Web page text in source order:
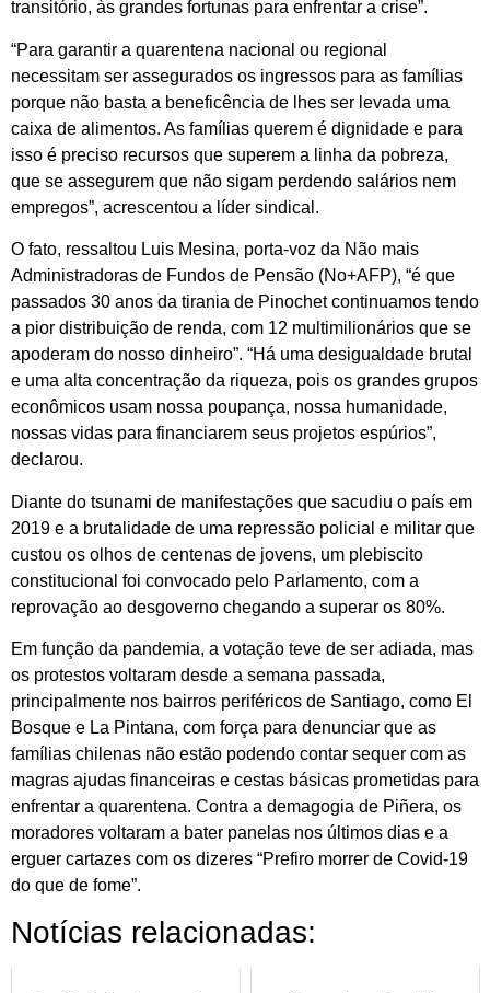
transitório, às grandes fortunas para enfrentar a crise”.
“Para garantir a quarentena nacional ou regional
necessitam ser assegurados os ingressos para as famílias
porque não basta a beneficência de lhes ser levada uma
caixa de alimentos. As famílias querem é dignidade e para
isso é preciso recursos que superem a linha da pobreza,
que se assegurem que não sigam perdendo salários nem
empregos”, acrescentou a líder sindical.
O fato, ressaltou Luis Mesina, porta-voz da Não mais
Administradoras de Fundos de Pensão (No+AFP), “é que
passados 30 anos da tirania de Pinochet continuamos tendo
a pior distribuição de renda, com 12 multimilionários que se
apoderam do nosso dinheiro”. “Há uma desigualdade brutal
e uma alta concentração da riqueza, pois os grandes grupos
econômicos usam nossa poupança, nossa humanidade,
nossas vidas para financiarem seus projetos espúrios”,
declarou.
Diante do tsunami de manifestações que sacudiu o país em
2019 e a brutalidade de uma repressão policial e militar que
custou os olhos de centenas de jovens, um plebiscito
constitucional foi convocado pelo Parlamento, com a
reprovação ao desgoverno chegando a superar os 80%.
Em função da pandemia, a votação teve de ser adiada, mas
os protestos voltaram desde a semana passada,
principalmente nos bairros periféricos de Santiago, como El
Bosque e La Pintana, com força para denunciar que as
famílias chilenas não estão podendo contar sequer com as
magras ajudas financeiras e cestas básicas prometidas para
enfrentar a quarentena. Contra a demagogia de Piñera, os
moradores voltaram a bater panelas nos últimos dias e a
erguer cartazes com os dizeres “Prefiro morrer de Covid-19
do que de fome”.
Notícias relacionadas: